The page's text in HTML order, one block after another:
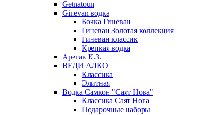
Getnatoun
Ginevan водка
Бочка Гиневан
Гиневан Золотая коллекция
Гиневан классик
Крепкая водка
Арегак К.З.
ВЕДИ АЛКО
Классика
Элитная
Водка Самкон "Саят Нова"
Классика Саят Нова
Подарочные наборы